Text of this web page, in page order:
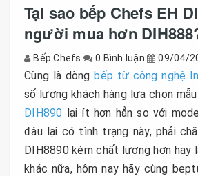
Tại sao bếp Chefs EH
người mua hơn
Bếp Chefs 0 Bình luận 09/04/
Cùng là dòngbếp từ công nghệ
số lượng khách hàng lựa chọn
DIH890 lại ít hơn hẳn so với
đâu lại có tình trạng này, phải
DIH8890 kém chất lượng hơn hay
khác nữa, hôm nay hãy cùng